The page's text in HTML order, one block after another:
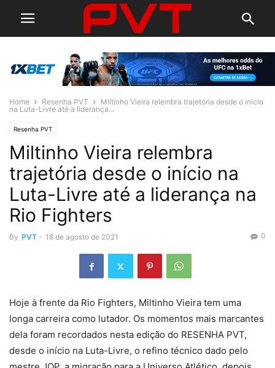
Home Resenha PVT
Miltinho Vieira relembra trajetória desde o início
na Luta-Livre até a liderança...
Resenha PVT
Miltinho Vieira relembra
trajetória desde o início na
Luta-Livre até a liderança na
Rio Fighters
By PVT - 18 de agosto de 2021 0
Hoje à frente da Rio Fighters, Miltinho Vieira tem uma
longa carreira como lutador. Os momentos mais marcantes
dela foram recordados nesta edição do RESENHA PVT,
desde o início na Luta-Livre, o refino técnico dado pelo